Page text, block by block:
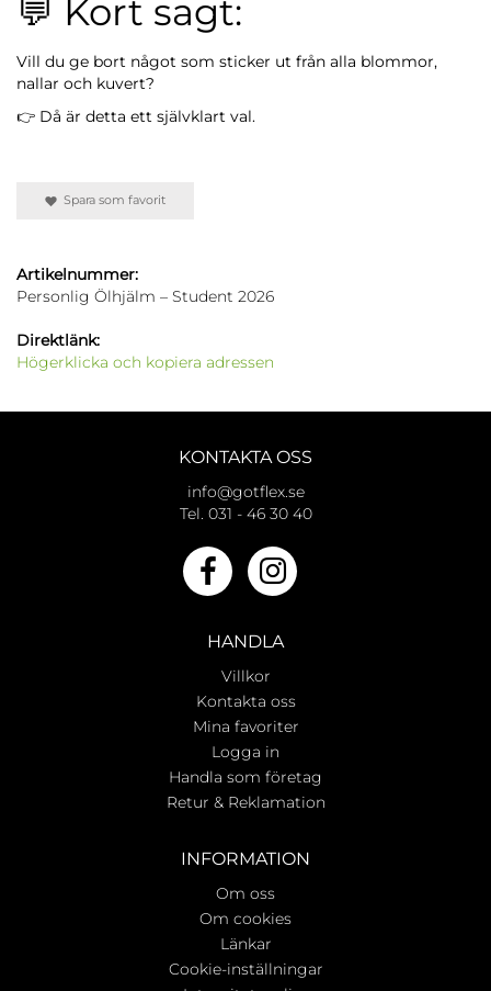
💬 Kort sagt:
Vill du ge bort något som sticker ut från alla blommor,
nallar och kuvert?
👉 Då är detta ett självklart val.
Spara som favorit
Artikelnummer:
Personlig Ölhjälm – Student 2026
Direktlänk:
Högerklicka och kopiera adressen
KONTAKTA OSS
info@gotflex.se
Tel. 031 - 46 30 40
HANDLA
Villkor
Kontakta oss
Mina favoriter
Logga in
Handla som företag
Retur & Reklamation
INFORMATION
Om oss
Om cookies
Länkar
Cookie-inställningar